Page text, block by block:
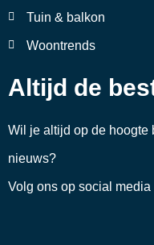
Tuin & balkon
Woontrends
Altijd de
Wil je altijd op de hoogte
nieuws?
Volg ons op social media